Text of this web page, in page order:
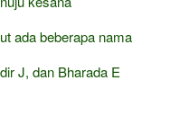
ada beberapa nama
J, dan Bharada E